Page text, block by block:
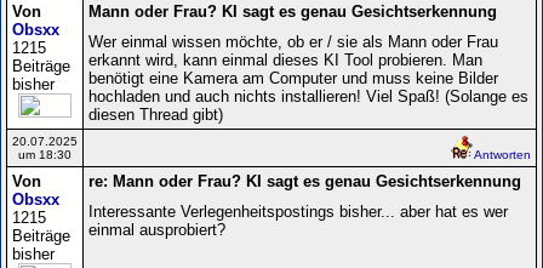
Von
Obsxx
1215
Beiträge
bisher
Mann oder Frau? KI sagt es genau Gesichtserkennung
Wer einmal wissen möchte, ob er / sie als Mann oder Frau
erkannt wird, kann einmal dieses KI Tool probieren. Man
benötigt eine Kamera am Computer und muss keine Bilder
hochladen und auch nichts installieren! Viel Spaß! (Solange es
diesen Thread gibt)
20.07.2025
um 18:30
Antworten
Von
Obsxx
1215
Beiträge
bisher
re: Mann oder Frau? KI sagt es genau Gesichtserkennung
Interessante Verlegenheitspostings bisher... aber hat es wer
einmal ausprobiert?